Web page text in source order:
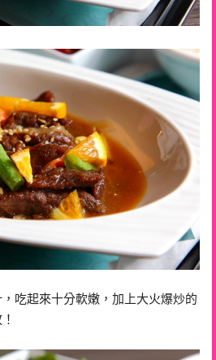
吃起來十分軟嫩，加上大火爆炒的